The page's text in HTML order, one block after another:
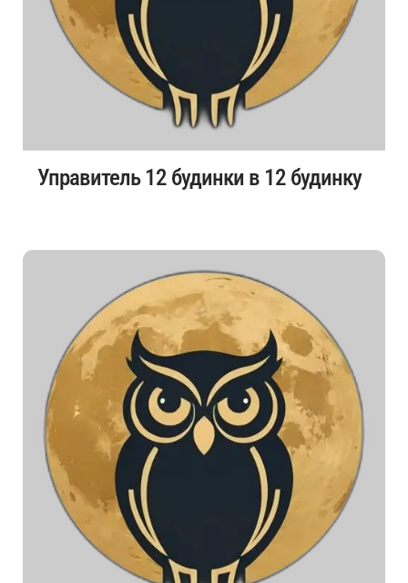
Управитель 12 будинки в 12 будинку